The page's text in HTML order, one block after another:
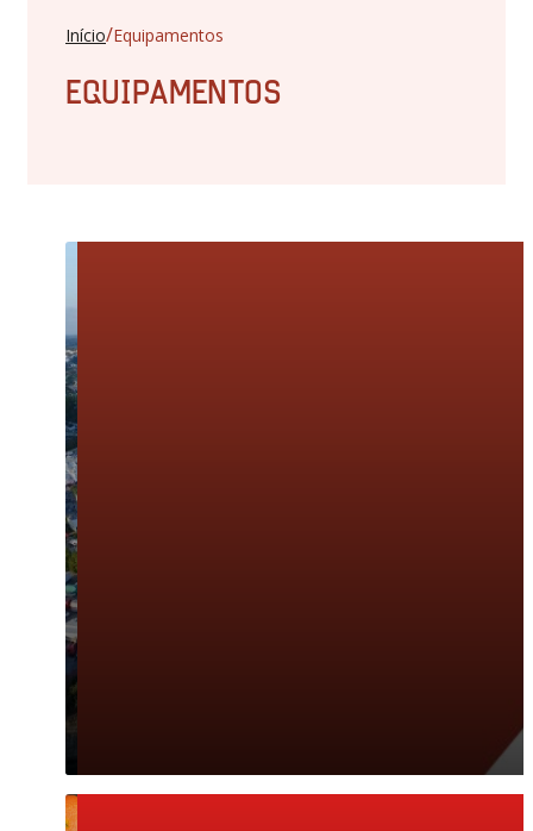
Início/Equipamentos
EQUIPAMENTOS